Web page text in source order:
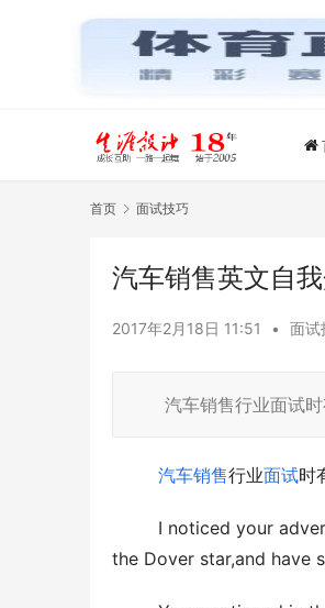
首页 面试技巧
汽车销售英文自
2017年2月18日 11:51 • 面试
汽车销售行业面试时
汽车销售行业面试时
the Dover star,and have